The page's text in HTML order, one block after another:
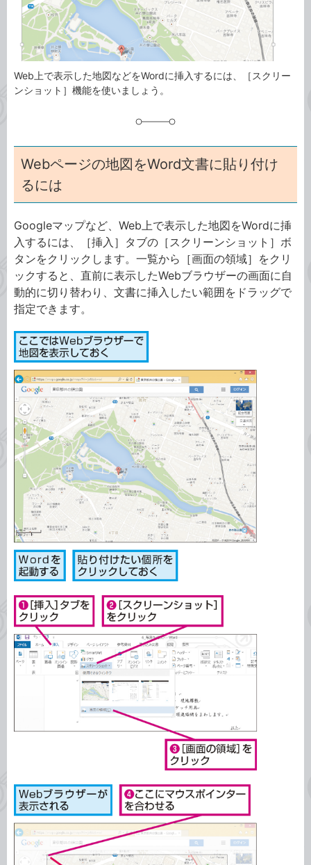
Web上で表示した地図などをWordに挿入するには、［スクリー
ンショット］機能を使いましょう。
Webページの地図をWord文書に貼り付け
るには
Googleマップなど、Web上で表示した地図をWordに挿
入するには、［挿入］タブの［スクリーンショット］ボ
タンをクリックします。一覧から［画面の領域］をクリ
ックすると、直前に表示したWebブラウザーの画面に自
動的に切り替わり、文書に挿入したい範囲をドラッグで
指定できます。